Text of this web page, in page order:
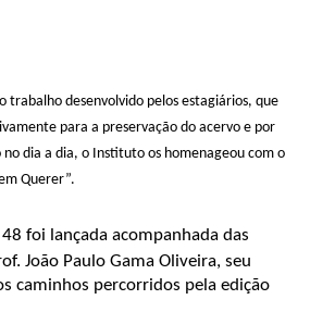
trabalho desenvolvido pelos estagiários, que
para a preservação do acervo e por
dia a dia, o Instituto os homenageou com o
Querer”.
foi lançada acompanhada das
João Paulo Gama Oliveira, seu
caminhos percorridos pela edição